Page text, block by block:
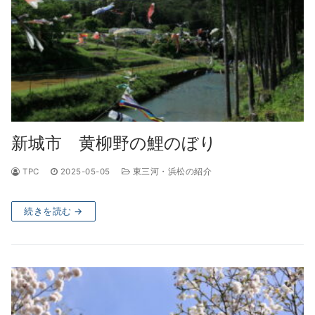
新城市 黄柳野の鯉のぼり
TPC 2025-05-05 東三河・浜松の紹介
続きを読む →